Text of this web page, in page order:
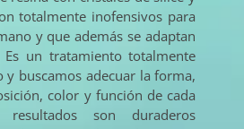
totalmente inofensivos para
y que además se adaptan
Es un tratamiento totalmente
y buscamos adecuar la forma,
color y función de cada
son duraderos